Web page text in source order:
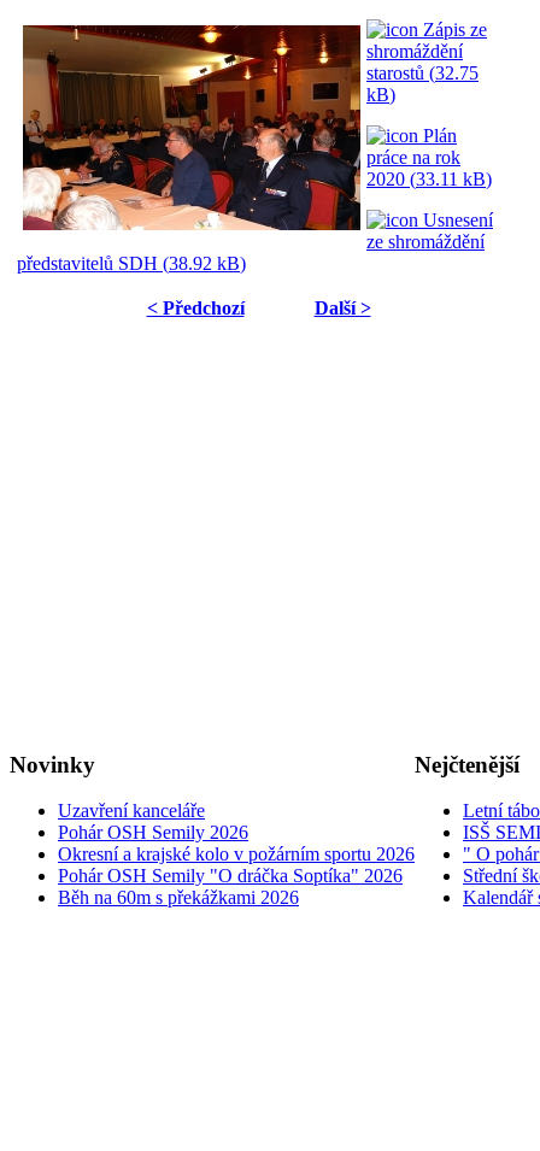
Zápis ze
shromáždění
starostů (32.75
kB)
Plán
práce na rok
2020 (33.11 kB)
Usnesení
ze shromáždění
představitelů SDH (38.92 kB)
< Předchozí Další >
Novinky
Uzavření kanceláře
Pohár OSH Semily 2026
Okresní a krajské kolo v požárním sportu 2026
Pohár OSH Semily "O dráčka Soptíka" 2026
Běh na 60m s překážkami 2026
Nejčtenější
Letní
ISŠ
" O
Střední
Kalendář